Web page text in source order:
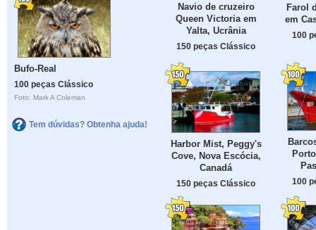
Bufo-Real
100 peças Clássico
Foto: Mark A Coleman
Tem dúvidas? Obtenha ajuda!
Navio de cruzeiro
Queen Victoria em
Yalta, Ucrânia
150 peças Clássico
Farol
em
100
Harbor Mist, Peggy's
Cove, Nova Escócia,
Canadá
150 peças Clássico 100